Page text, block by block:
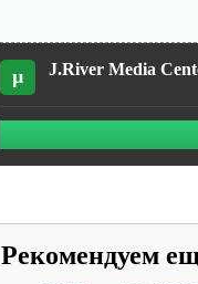
µ J.River Media
Рекомендуем